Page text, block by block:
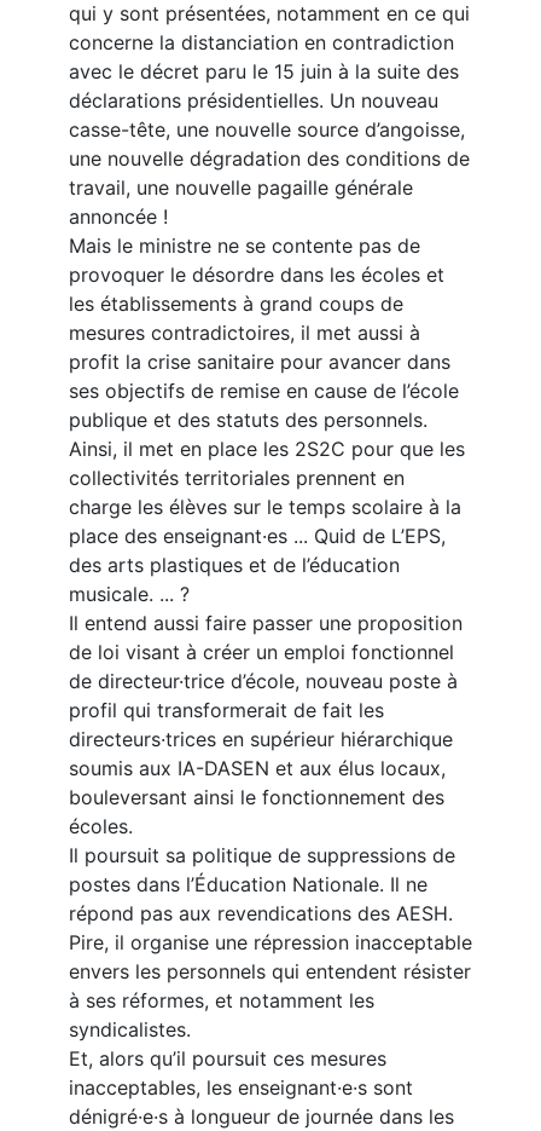
qui y sont présentées, notamment en ce qui
concerne la distanciation en contradiction
avec le décret paru le 15 juin à la suite des
déclarations présidentielles. Un nouveau
casse-tête, une nouvelle source d’angoisse,
une nouvelle dégradation des conditions de
travail, une nouvelle pagaille générale
annoncée !
Mais le ministre ne se contente pas de
provoquer le désordre dans les écoles et
les établissements à grand coups de
mesures contradictoires, il met aussi à
profit la crise sanitaire pour avancer dans
ses objectifs de remise en cause de l’école
publique et des statuts des personnels.
Ainsi, il met en place les 2S2C pour que les
collectivités territoriales prennent en
charge les élèves sur le temps scolaire à la
place des enseignant·es ... Quid de L’EPS,
des arts plastiques et de l’éducation
musicale. ... ?
Il entend aussi faire passer une proposition
de loi visant à créer un emploi fonctionnel
de directeur·trice d’école, nouveau poste à
profil qui transformerait de fait les
directeurs·trices en supérieur hiérarchique
soumis aux IA-DASEN et aux élus locaux,
bouleversant ainsi le fonctionnement des
écoles.
Il poursuit sa politique de suppressions de
postes dans l’Éducation Nationale. Il ne
répond pas aux revendications des AESH.
Pire, il organise une répression inacceptable
envers les personnels qui entendent résister
à ses réformes, et notamment les
syndicalistes.
Et, alors qu’il poursuit ces mesures
inacceptables, les enseignant·e·s sont
dénigré·e·s à longueur de journée dans les